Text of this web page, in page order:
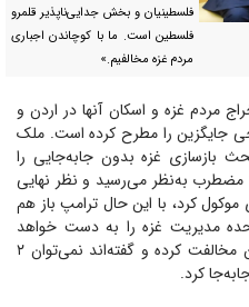
فلسطینیان و بخش جدایی‌ناپذیر قلمرو
فلسطین است. ما با کوچاندن اجباری
مردم غزه مخالفیم.»
مردم غزه و اسکان آنها در اردن و
جایگزین را مطرح کرده است. ملک
بازسازی غزه بدون جابه‌جایی را
مضطرب به‌نظر می‌رسید و نظر نهایی
کرد، با این حال ترامپ باز هم
مدیریت غزه را به دست خواهد
گرفت؛ چیزی که جهانیان باز هم با آن مخالفت کرده و گفته‌اند نمی‌توان ۲
کرد.